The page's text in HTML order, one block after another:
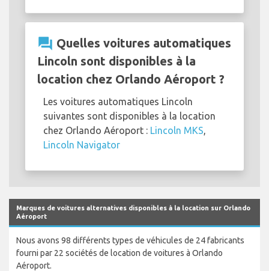
question_answer Quelles voitures automatiques
Lincoln sont disponibles à la
location chez Orlando Aéroport ?
Les voitures automatiques Lincoln
suivantes sont disponibles à la location
chez Orlando Aéroport : Lincoln MKS
Lincoln Navigator
Marques de voitures alternatives disponibles à la location sur Orlando
Aéroport
Nous avons 98 différents types de véhicules de 24 fabricants
fourni par 22 sociétés de location de voitures à Orlando
Aéroport.